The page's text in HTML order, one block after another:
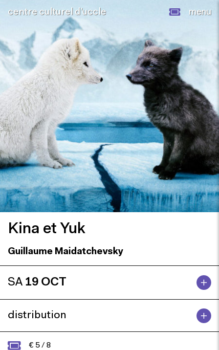
centre culturel d’uccle menu
Kina et Yuk
Guillaume Maidatchevsky
SA 19 OCT
distribution
€ 5 / 8